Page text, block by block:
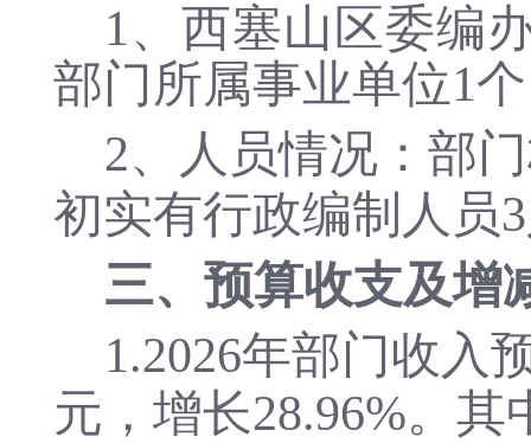
1、西塞山区委编
部门所属事业单位1
2、人员情况：部
初实有行政编制人员
三、预算收支及增
1.2026年部门收入
元，增长28.96%。其